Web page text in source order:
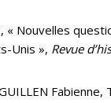
« Nouvelles
Unis », Revue